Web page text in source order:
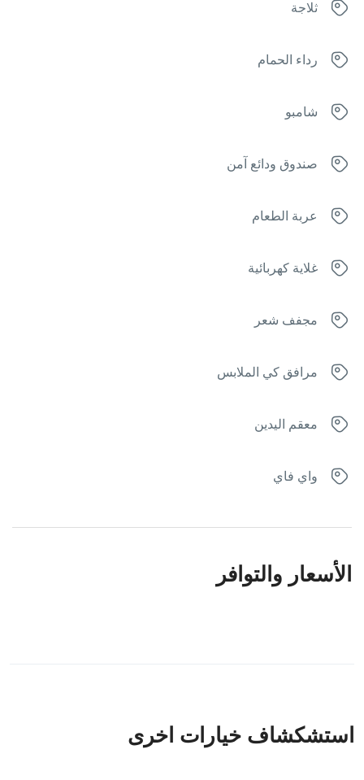
ثلاجة
رداء الحمام
شامبو
صندوق ودائع آمن
عربة الطعام
غلاية كهربائية
مجفف شعر
مرافق كي الملابس
معقم اليدين
واي فاي
الأسعار والتوافر
استشكشاف خيارات اخرى